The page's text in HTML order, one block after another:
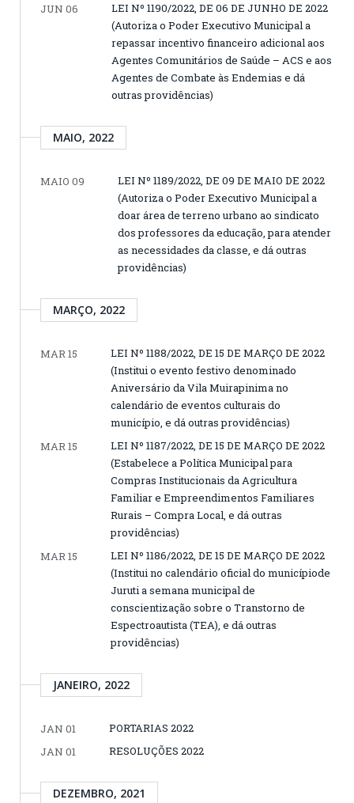
JUN 06
LEI Nº 1190/2022, DE 06 DE JUNHO DE 2022
(Autoriza o Poder Executivo Municipal a
repassar incentivo financeiro adicional aos
Agentes Comunitários de Saúde – ACS e aos
Agentes de Combate às Endemias e dá
outras providências)
MAIO, 2022
MAIO 09
LEI Nº 1189/2022, DE 09 DE MAIO DE 2022
(Autoriza o Poder Executivo Municipal a
doar área de terreno urbano ao sindicato
dos professores da educação, para atender
as necessidades da classe, e dá outras
providências)
MARÇO, 2022
MAR 15
LEI Nº 1188/2022, DE 15 DE MARÇO DE 2022
(Institui o evento festivo denominado
Aniversário da Vila Muirapinima no
calendário de eventos culturais do
município, e dá outras providências)
MAR 15
LEI Nº 1187/2022, DE 15 DE MARÇO DE 2022
(Estabelece a Política Municipal para
Compras Institucionais da Agricultura
Familiar e Empreendimentos Familiares
Rurais – Compra Local, e dá outras
providências)
MAR 15
LEI Nº 1186/2022, DE 15 DE MARÇO DE 2022
(Institui no calendário oficial do municípiode
Juruti a semana municipal de
conscientização sobre o Transtorno de
Espectroautista (TEA), e dá outras
providências)
JANEIRO, 2022
JAN 01
PORTARIAS 2022
JAN 01
RESOLUÇÕES 2022
DEZEMBRO, 2021